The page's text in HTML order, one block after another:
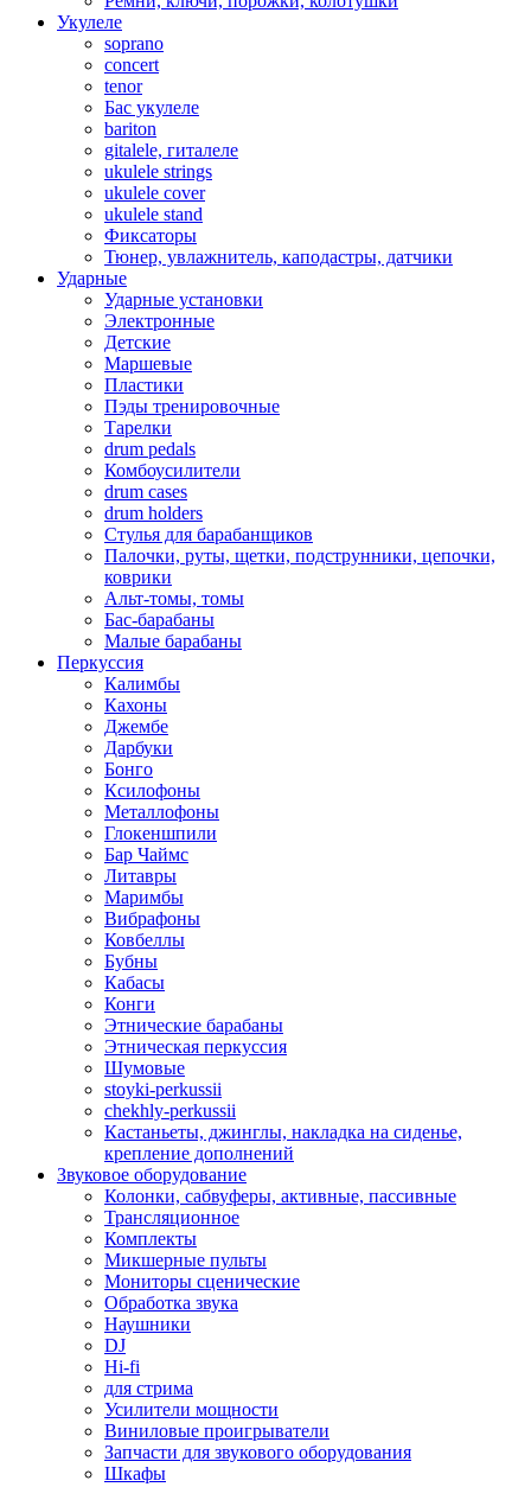
Укулеле
soprano
concert
tenor
Бас укулеле
bariton
gitalele, гиталеле
ukulele strings
ukulele cover
ukulele stand
Фиксаторы
Тюнер, увлажнитель, каподастры, датчики
Ударные
Ударные установки
Электронные
Детские
Маршевые
Пластики
Пэды тренировочные
Тарелки
drum pedals
Комбоусилители
drum cases
drum holders
Стулья для барабанщиков
Палочки, руты, щетки, подструнники, цепочки,
коврики
Альт-томы, томы
Бас-барабаны
Малые барабаны
Перкуссия
Калимбы
Кахоны
Джембе
Дарбуки
Бонго
Ксилофоны
Металлофоны
Глокеншпили
Бар Чаймс
Литавры
Маримбы
Вибрафоны
Ковбеллы
Бубны
Кабасы
Конги
Этнические барабаны
Этническая перкуссия
Шумовые
stoyki-perkussii
chekhly-perkussii
Кастаньеты, джинглы, накладка на сиденье,
крепление дополнений
Звуковое оборудование
Колонки, сабвуферы, активные, пассивные
Трансляционное
Комплекты
Микшерные пульты
Мониторы сценические
Обработка звука
Наушники
DJ
Hi-fi
для стрима
Усилители мощности
Виниловые проигрыватели
Запчасти для звукового оборудования
Шкафы